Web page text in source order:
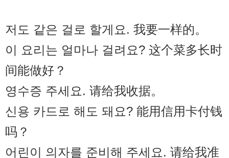
저도 같은 걸로 할게요. 我要一样的。
이 요리는 얼마나 걸려요? 这个菜多长时
间能做好？
영수증 주세요. 请给我收据。
신용 카드로 해도 돼요? 能用信用卡付钱
吗？
어린이 의자를 준비해 주세요. 请给我准